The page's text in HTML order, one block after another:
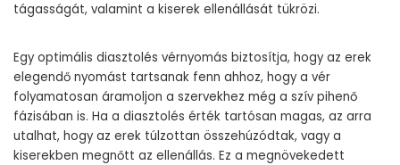
tágasságát, valamint a kiserek ellenállását tükrözi.
Egy optimális diasztolés vérnyomás biztosítja, hogy az erek
elegendő nyomást tartsanak fenn ahhoz, hogy a vér
folyamatosan áramoljon a szervekhez még a szív pihenő
fázisában is. Ha a diasztolés érték tartósan magas, az arra
utalhat, hogy az erek túlzottan összehúzódtak, vagy a
kiserekben megnőtt az ellenállás. Ez a megnövekedett